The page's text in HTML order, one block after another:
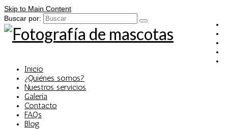
Skip to Main Content
Buscar por:
Inicio
¿Quiénes somos?
Nuestros servicios
Galería
Contacto
FAQs
Blog